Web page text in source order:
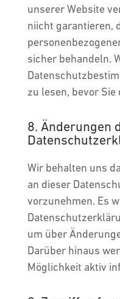
unserer Website
niicht garantieren,
sicher behandeln.
zu lesen, bevor Sie
8. Änderungen
Wir behalten uns
an dieser
vorzunehmen. Es
um über
Darüber hinaus
Möglichkeit aktiv